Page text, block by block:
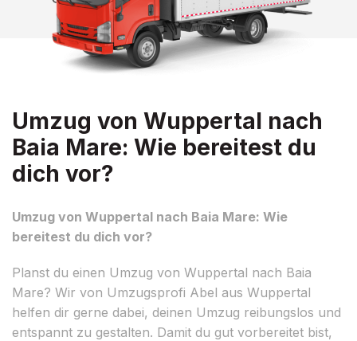
Umzug von Wuppertal nach
Baia Mare: Wie bereitest du
dich vor?
Umzug von Wuppertal nach Baia Mare: Wie
bereitest du dich vor?
Planst du einen Umzug von Wuppertal nach Baia
Mare? Wir von Umzugsprofi Abel aus Wuppertal
helfen dir gerne dabei, deinen Umzug reibungslos und
entspannt zu gestalten. Damit du gut vorbereitet bist,